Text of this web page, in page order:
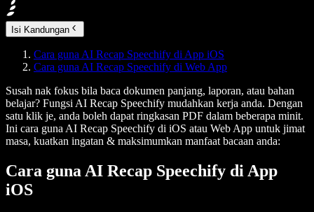
Isi Kandungan
Cara guna AI Recap Speechify di App iOS
Cara guna AI Recap Speechify di Web App
Susah nak fokus bila baca dokumen panjang, laporan, atau bahan
belajar? Fungsi AI Recap Speechify mudahkan kerja anda. Dengan
satu klik je, anda boleh dapat ringkasan PDF dalam beberapa minit.
Ini cara guna AI Recap Speechify di iOS atau Web App untuk jimat
masa, kuatkan ingatan & maksimumkan manfaat bacaan anda:
Cara guna AI Recap Speechify di App
iOS